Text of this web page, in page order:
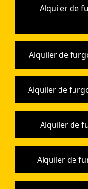
Alquiler de
Alquiler de
Alquiler de
Alquiler de
Alquiler de